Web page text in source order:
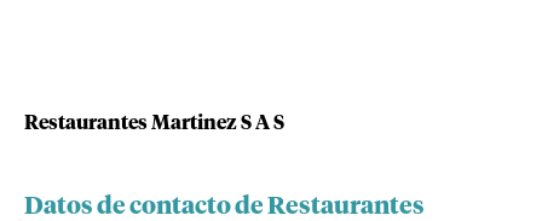
Restaurantes Martinez S A S
Datos de contacto de Restaurantes